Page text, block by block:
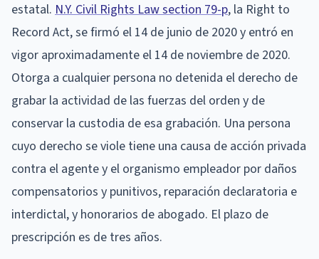
estatal. N.Y. Civil Rights Law section 79-p, la Right to
Record Act, se firmó el 14 de junio de 2020 y entró en
vigor aproximadamente el 14 de noviembre de 2020.
Otorga a cualquier persona no detenida el derecho de
grabar la actividad de las fuerzas del orden y de
conservar la custodia de esa grabación. Una persona
cuyo derecho se viole tiene una causa de acción privada
contra el agente y el organismo empleador por daños
compensatorios y punitivos, reparación declaratoria e
interdictal, y honorarios de abogado. El plazo de
prescripción es de tres años.